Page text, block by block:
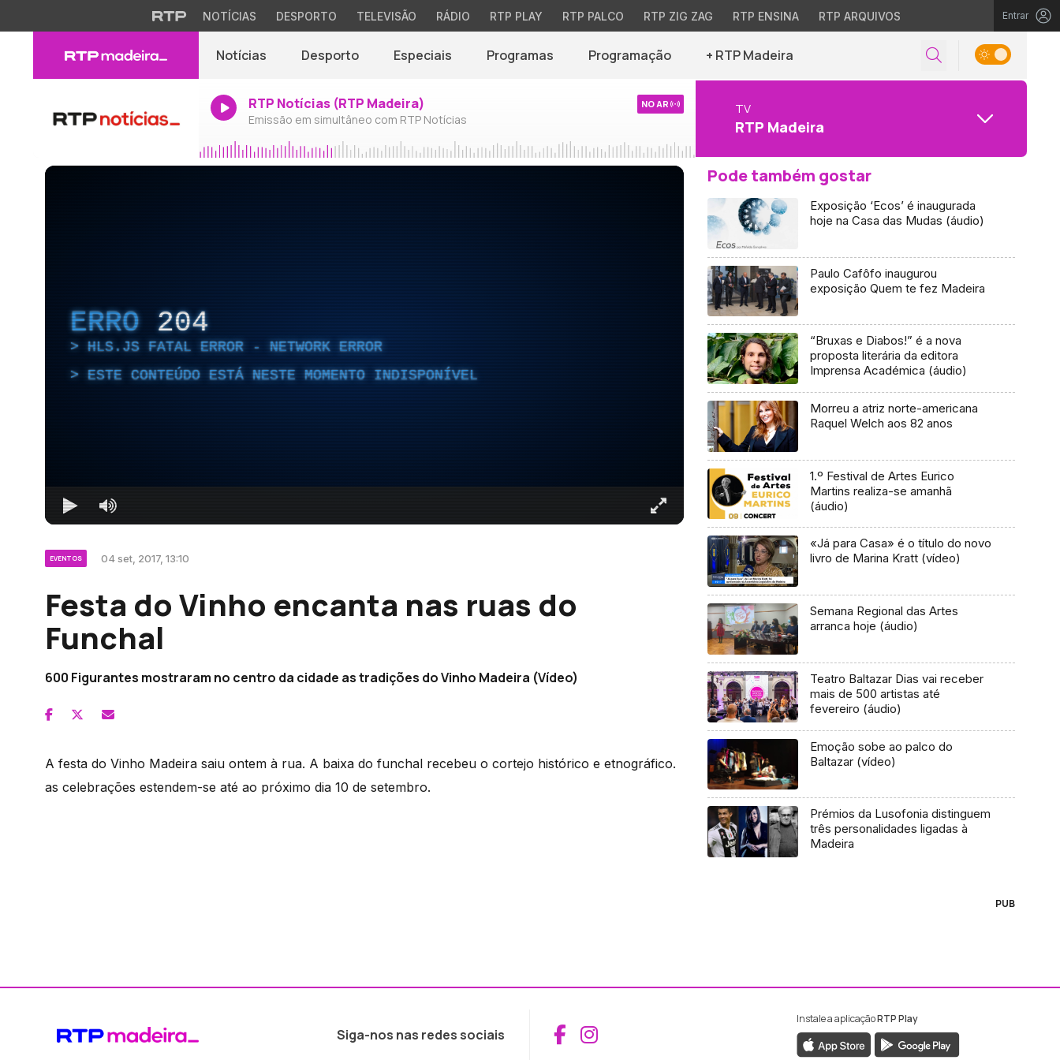
NOTÍCIAS DESPORTO TELEVISÃO RÁDIO RTP PLAY RTP PALCO RTP ZIG ZAG RTP ENSINA RTP ARQUIVOS Entrar
Notícias Desporto Especiais Programas Programação + RTP Madeira
RTP Notícias (RTP Madeira)
Emissão em simultâneo com RTP Notícias
NO AR TV
RTP Madeira
ERRO 204
HLS.JS FATAL ERROR - NETWORK ERROR
ESTE CONTEÚDO ESTÁ NESTE MOMENTO INDISPONÍVEL
EVENTOS 04 set, 2017, 13:10
Festa do Vinho encanta nas ruas do
Funchal
600 Figurantes mostraram no centro da cidade as tradições do Vinho Madeira (Vídeo)
A festa do Vinho Madeira saiu ontem à rua. A baixa do funchal recebeu o cortejo histórico e etnográfico.
as celebrações estendem-se até ao próximo dia 10 de setembro.
Pode também gostar
Exposição ‘Ecos’ é inaugurada
hoje na Casa das Mudas (áudio)
Paulo Cafôfo inaugurou
exposição Quem te fez Madeira
“Bruxas e Diabos!” é a nova
proposta literária da editora
Imprensa Académica (áudio)
Morreu a atriz norte-americana
Raquel Welch aos 82 anos
1.º Festival de Artes Eurico
Martins realiza-se amanhã
(áudio)
«Já para Casa» é o título do novo
livro de Marina Kratt (vídeo)
Semana Regional das Artes
arranca hoje (áudio)
Teatro Baltazar Dias vai receber
mais de 500 artistas até
fevereiro (áudio)
Emoção sobe ao palco do
Baltazar (vídeo)
Prémios da Lusofonia distinguem
três personalidades ligadas à
Madeira
PUB
Siga-nos nas redes sociais Aceder ao Facebook da RTP Madeira
Aceder ao Instagram da RTP Madeira
Instale a aplicaçãoRTP Play